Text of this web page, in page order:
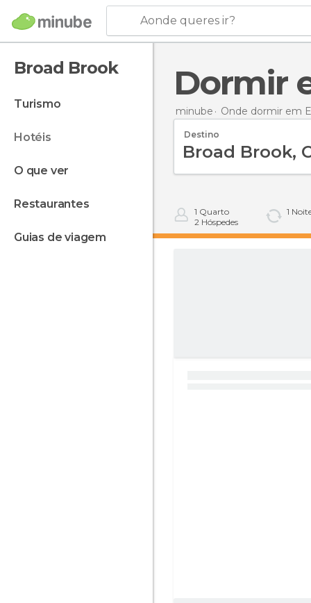
Aonde queres ir?
Broad Brook
turismo
hotéis
o que ver
restaurantes
guias de viagem
minube Onde dormir em
Destino
1 Quarto
2 Hóspedes
1